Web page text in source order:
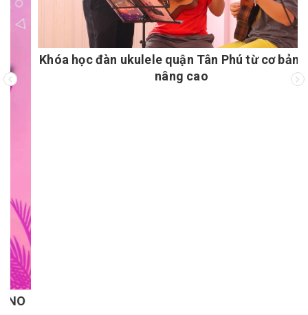
Khóa học đàn ukulele quận Tân Phú từ cơ bản đến
nâng cao